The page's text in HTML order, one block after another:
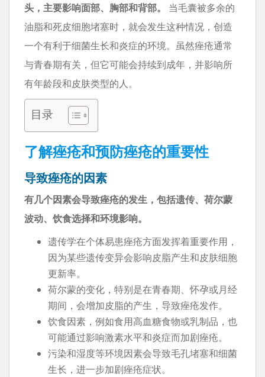
头，主要影响面部、胸部和背部。
当毛囊被多余的
油脂和死皮细胞堵塞时，就会发生这种情况，创造
一个有利于细菌生长和炎症的环境。虽然痤疮通常
与青春期有关，但它可能会持续到成年，并影响所
有年龄段和皮肤类型的人。
目录
了解痤疮和预防痤疮的重要性
导致痤疮的因素
有几个因素会导致痤疮的发生，包括遗传、荷尔蒙
波动、饮食选择和环境影响。
遗传学在个体易患痤疮方面发挥着重要作用，
因为某些遗传变异会影响皮脂产生和皮肤细胞
更新率。
荷尔蒙的变化，特别是在青春期、怀孕或月经
期间，会增加皮脂的产生，导致痤疮发作。
饮食因素，例如食用高血糖食物或乳制品，也
可能通过影响激素水平和炎症而加剧痤疮。
污染和湿度等环境因素会导致毛孔堵塞和细菌
生长，进一步加剧痤疮症状。